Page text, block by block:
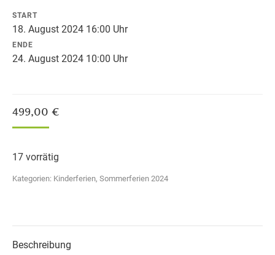
START
18. August 2024 16:00 Uhr
ENDE
24. August 2024 10:00 Uhr
499,00 €
17 vorrätig
Kategorien: Kinderferien, Sommerferien 2024
Beschreibung